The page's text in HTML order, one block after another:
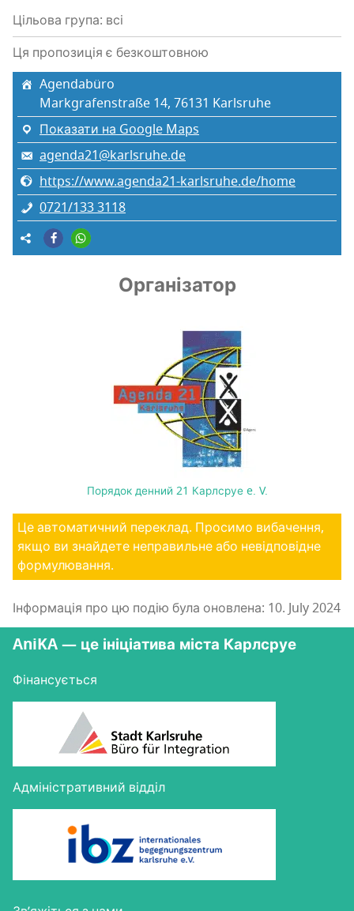
Цільова група: всі
Ця пропозиція є безкоштовною
Agendabüro
Markgrafenstraße 14, 76131 Karlsruhe
Показати на Google Maps
agenda21@karlsruhe.de
https://www.agenda21-karlsruhe.de/home
0721/133 3118
Організатор
Порядок денний 21 Карлсруе e. V.
Це автоматичний переклад. Просимо вибачення,
якщо ви знайдете неправильне або невідповідне
формулювання.
Інформація про цю подію була оновлена: 10. July 2024
AniKA — це ініціатива міста Карлсруе
Фінансується
Адміністративний відділ